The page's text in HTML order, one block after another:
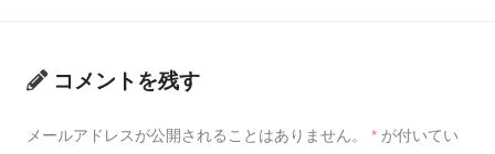
コメントを残す
メールアドレスが公開されることはありません。 * が付いてい